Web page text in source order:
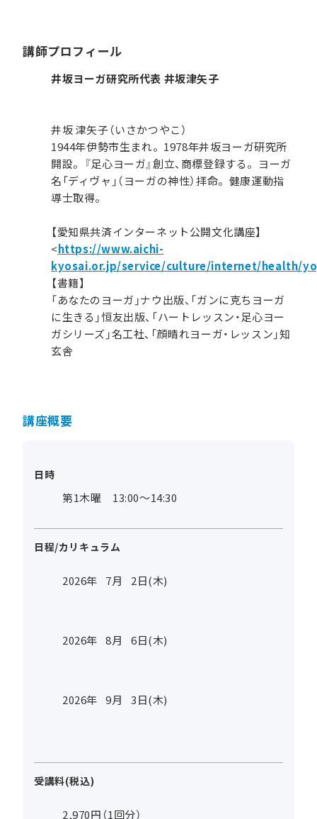
講師プロフィール
井坂ヨーガ研究所代表 井坂津矢子
井坂 津矢子（いさかつやこ）
1944年伊勢市生まれ。1978年井坂ヨーガ研究所
開設。『足心ヨーガ』創立、商標登録する。ヨーガ
名「ディヴャ」（ヨーガの神性）拝命。健康運動指
導士取得。
【愛知県共済インターネット公開文化講座】
<https://www.aichi-
kyosai.or.jp/service/culture/internet/health/
【書籍】
「あなたのヨーガ」ナウ出版、「ガンに克ちヨーガ
に生きる」恒友出版、「ハートレッスン・足心ヨー
ガシリーズ」名工社、「顔晴れヨーガ・レッスン」知
玄舎
講座概要
日時
第1木曜 13:00～14:30
日程/カリキュラム
2026年 7月 2日(木)
2026年 8月 6日(木)
2026年 9月 3日(木)
受講料(税込)
2,970円（1回分）